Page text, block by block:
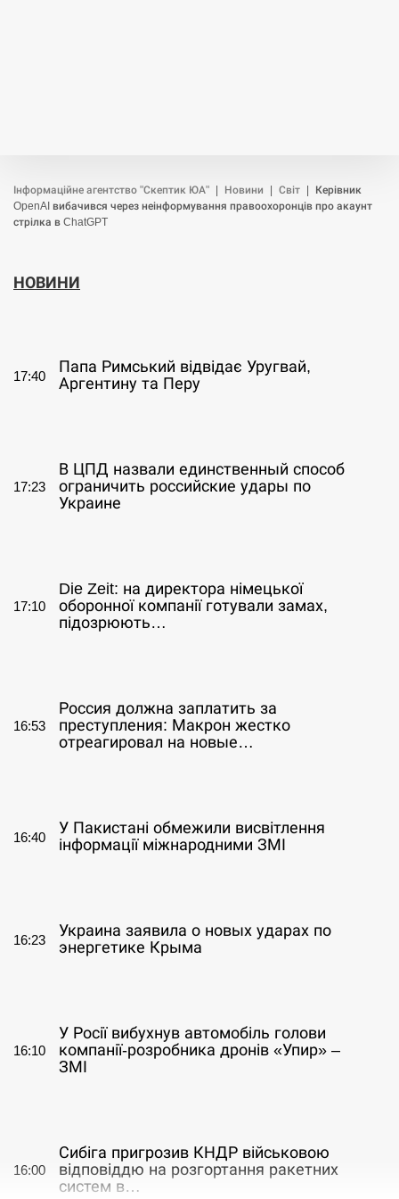
Інформаційне агентство "Скептик ЮА" Новини Світ
Керівник
OpenAI вибачився через неінформування правоохоронців про акаунт
стрілка в ChatGPT
НОВИНИ
17:40
Папа Римський відвідає Уругвай,
Аргентину та Перу
17:23
В ЦПД назвали единственный способ
ограничить российские удары по
Украине
17:10
Die Zeit: на директора німецької
оборонної компанії готували замах,
підозрюють…
16:53
Россия должна заплатить за
преступления: Макрон жестко
отреагировал на новые…
16:40
У Пакистані обмежили висвітлення
інформації міжнародними ЗМІ
16:23
Украина заявила о новых ударах по
энергетике Крыма
16:10
У Росії вибухнув автомобіль голови
компанії-розробника дронів «Упир» –
ЗМІ
16:00
Сибіга пригрозив КНДР військовою
відповіддю на розгортання ракетних
систем в…